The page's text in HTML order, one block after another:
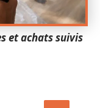
et achats suivis